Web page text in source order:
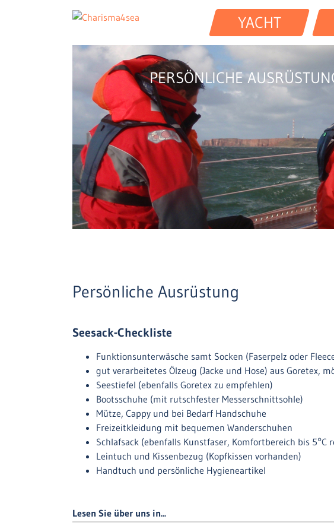
YACHT
PERSÖNLICHE
Persönliche Ausrüstung
Seesack-Checkliste
Funktionsunterwäsche samt Socken (Faserpelz oder
gut verarbeitetes Ölzeug (Jacke und Hose) aus Goretex,
Seestiefel (ebenfalls Goretex zu empfehlen)
Bootsschuhe (mit rutschfester Messerschnittsohle)
Mütze, Cappy und bei Bedarf Handschuhe
Freizeitkleidung mit bequemen Wanderschuhen
Schlafsack (ebenfalls Kunstfaser, Komfortbereich bis 5°C
Leintuch und Kissenbezug (Kopfkissen vorhanden)
Handtuch und persönliche Hygieneartikel
Lesen Sie über uns in...